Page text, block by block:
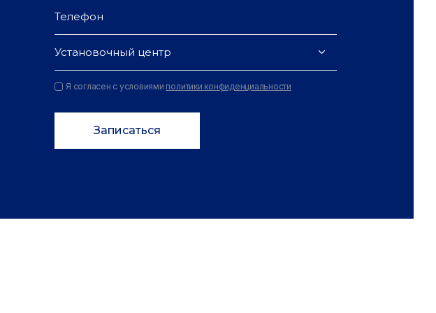
Установочный центр
Я согласен с условиями политики конфиденциальности
Записаться